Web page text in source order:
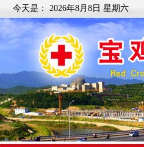
今天是： 2026年8月8日 星期六